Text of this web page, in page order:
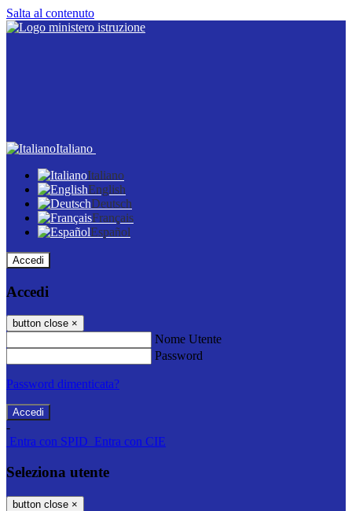
Salta al contenuto
Italiano
Italiano
English
Deutsch
Français
Español
Accedi
Accedi
button close ×
Nome Utente
Password
Password dimenticata?
-
Entra con SPID Entra con CIE
Seleziona utente
button close ×